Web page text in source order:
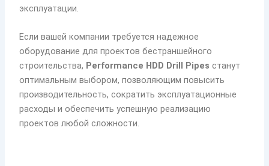
эксплуатации.
Если вашей компании требуется надежное
оборудование для проектов бестраншейного
строительства, Performance HDD Drill Pipes станут
оптимальным выбором, позволяющим повысить
производительность, сократить эксплуатационные
расходы и обеспечить успешную реализацию
проектов любой сложности.